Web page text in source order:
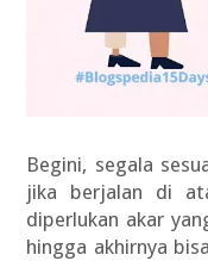
Begini, segala
jika berjalan di
diperlukan akar
hingga akhirnya